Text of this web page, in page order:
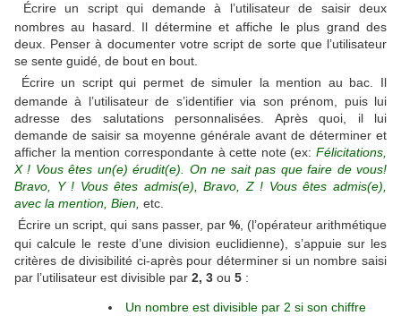
Écrire un script qui demande à l’utilisateur de saisir deux
nombres au hasard. Il détermine et affiche le plus grand des
deux. Penser à documenter votre script de sorte que l’utilisateur
se sente guidé, de bout en bout.
Écrire un script qui permet de simuler la mention au bac. Il
demande à l’utilisateur de s’identifier via son prénom, puis lui
adresse des salutations personnalisées. Après quoi, il lui
demande de saisir sa moyenne générale avant de déterminer et
afficher la mention correspondante à cette note (ex: Félicitations,
X ! Vous êtes un(e) érudit(e). On ne sait pas que faire de vous!
Bravo, Y ! Vous êtes admis(e), Bravo, Z ! Vous êtes admis(e),
avec la mention, Bien, etc.
Écrire un script, qui sans passer, par %, (l’opérateur arithmétique
qui calcule le reste d’une division euclidienne), s’appuie sur les
critères de divisibilité ci-après pour déterminer si un nombre saisi
par l’utilisateur est divisible par 2, 3 ou 5 :
Un nombre est divisible par 2 si son chiffre